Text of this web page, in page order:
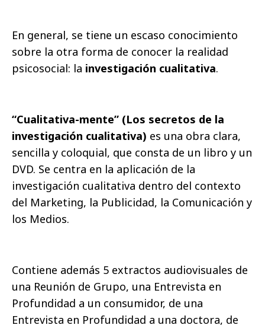
En general, se tiene un escaso conocimiento
sobre la otra forma de conocer la realidad
psicosocial: la investigación cualitativa.
“Cualitativa-mente” (Los secretos de la
investigación cualitativa) es una obra clara,
sencilla y coloquial, que consta de un libro y un
DVD. Se centra en la aplicación de la
investigación cualitativa dentro del contexto
del Marketing, la Publicidad, la Comunicación y
los Medios.
Contiene además 5 extractos audiovisuales de
una Reunión de Grupo, una Entrevista en
Profundidad a un consumidor, de una
Entrevista en Profundidad a una doctora, de